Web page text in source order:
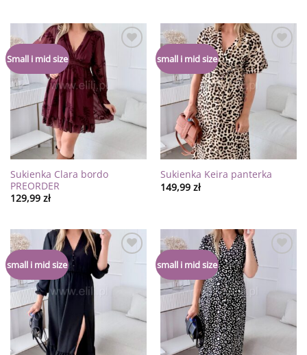
Small i mid size
Sukienka Clara bordo
PREORDER
129,99 zł
small i mid size
Sukienka Keira panterka
149,99 zł
small i mid size
listy
small i mid size